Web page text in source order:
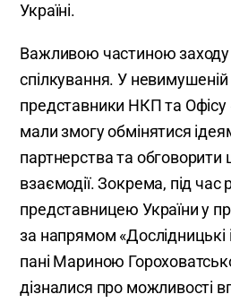
Україні.
Важливою частиною
спілкування. У
представники НКП та Офісу
мали змогу обмінятися
партнерства та
взаємодії. Зокрема, під час
представницею України у
за напрямом «Дослідницькі
пані Мариною
дізналися про можливості